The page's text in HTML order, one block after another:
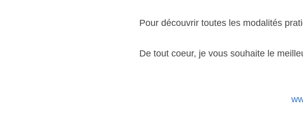
Pour découvrir toutes les modalités
De tout coeur, je vous souhaite le